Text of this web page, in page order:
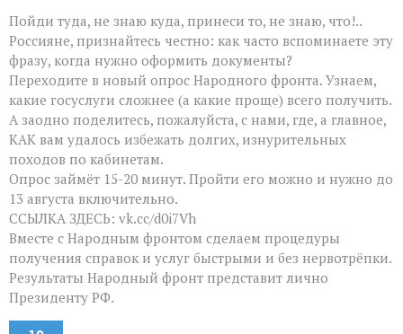
Пойди туда, не знаю куда, принеси то, не знаю, что!..
Россияне, признайтесь честно: как часто вспоминаете эту
фразу, когда нужно оформить документы?
Переходите в новый опрос Народного фронта. Узнаем,
какие госуслуги сложнее (а какие проще) всего получить.
А заодно поделитесь, пожалуйста, с нами, где, а главное,
КАК вам удалось избежать долгих, изнурительных
походов по кабинетам.
Опрос займёт 15-20 минут. Пройти его можно и нужно до
13 августа включительно.
ССЫЛКА ЗДЕСЬ: vk.cc/d0i7Vh
Вместе с Народным фронтом сделаем процедуры
получения справок и услуг быстрыми и без нервотрёпки.
Результаты Народный фронт представит лично
Президенту РФ.